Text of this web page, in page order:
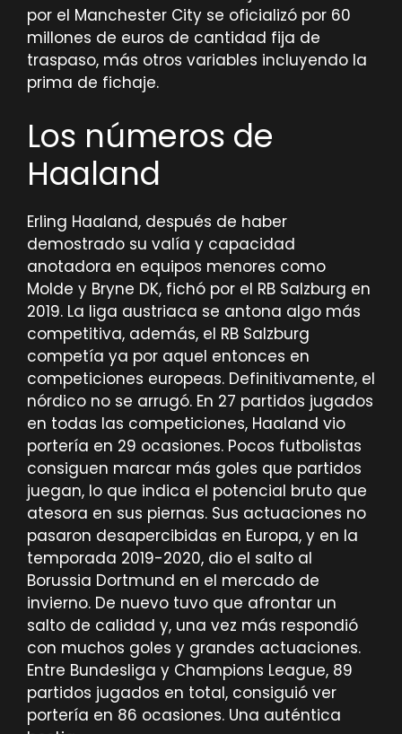
por el Manchester City se oficializó por 60
millones de euros de cantidad fija de
traspaso, más otros variables incluyendo la
prima de fichaje.
Los números de
Haaland
Erling Haaland, después de haber
demostrado su valía y capacidad
anotadora en equipos menores como
Molde y Bryne DK, fichó por el RB Salzburg en
2019. La liga austriaca se antona algo más
competitiva, además, el RB Salzburg
competía ya por aquel entonces en
competiciones europeas. Definitivamente, el
nórdico no se arrugó. En 27 partidos jugados
en todas las competiciones, Haaland vio
portería en 29 ocasiones. Pocos futbolistas
consiguen marcar más goles que partidos
juegan, lo que indica el potencial bruto que
atesora en sus piernas. Sus actuaciones no
pasaron desapercibidas en Europa, y en la
temporada 2019-2020, dio el salto al
Borussia Dortmund en el mercado de
invierno. De nuevo tuvo que afrontar un
salto de calidad y, una vez más respondió
con muchos goles y grandes actuaciones.
Entre Bundesliga y Champions League, 89
partidos jugados en total, consiguió ver
portería en 86 ocasiones. Una auténtica